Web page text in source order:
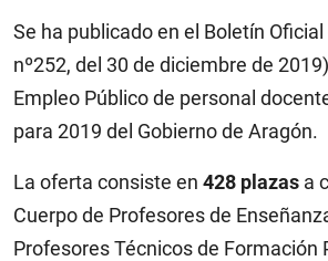
Se ha publicado en el Boletín
nº252, del 30 de diciembre de
Empleo Público de personal
para 2019 del Gobierno de Aragón.
La oferta consiste en 428 plazas a
Cuerpo de Profesores de
Profesores Técnicos de Formación